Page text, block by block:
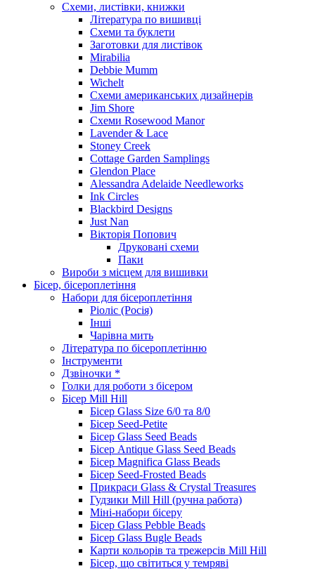
Схеми, листівки, книжки
Література по вишивці
Схеми та буклети
Заготовки для листівок
Mirabilia
Debbie Mumm
Wichelt
Схеми американських дизайнерів
Jim Shore
Cхеми Rosewood Manor
Lavender & Lace
Stoney Creek
Cottage Garden Samplings
Glendon Place
Alessandra Adelaide Needleworks
Ink Circles
Blackbird Designs
Just Nan
Вікторія Попович
Друковані схеми
Паки
Вироби з місцем для вишивки
Бісер, бісероплетіння
Набори для бісероплетіння
Ріоліс (Росія)
Інші
Чарівна мить
Література по бісероплетінню
Інструменти
Дзвіночки *
Голки для роботи з бісером
Бісер Mill Hill
Бісер Glass Size 6/0 та 8/0
Бісер Seed-Petite
Бісер Glass Seed Beads
Бісер Antique Glass Seed Beads
Бісер Magnifica Glass Beads
Бісер Seed-Frosted Beads
Прикраси Glass & Crystal Treasures
Гудзики Mill Hill (ручна работа)
Міні-набори бісеру
Бісер Glass Pebble Beads
Бісер Glass Bugle Beads
Карти кольорів та трежерсів Mill Hill
Бісер, що світиться у темряві